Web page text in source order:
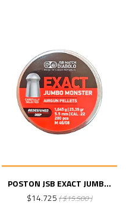
POSTON JSB EXACT JUMB...
$14.725 ( $15.500 )